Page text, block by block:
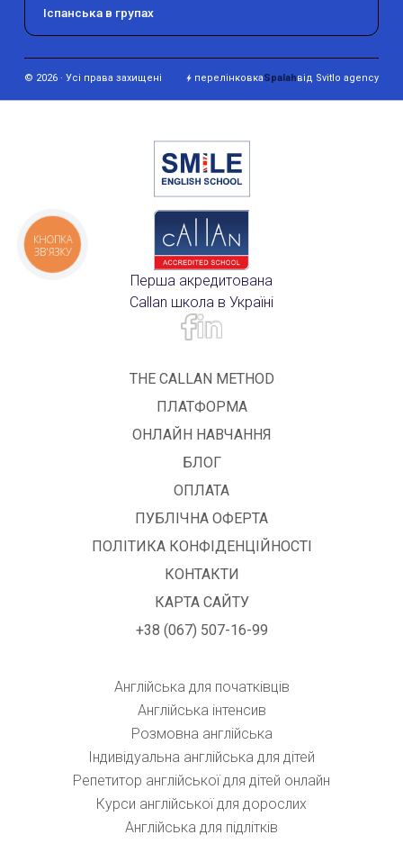
Іспанська в групах
© 2026 · Усі права захищені перелінковкаSpalahвід Svitlo agency
Перша акредитована
Callan школа в Україні
THE CALLAN METHOD
ПЛАТФОРМА
ОНЛАЙН НАВЧАННЯ
БЛОГ
ОПЛАТА
ПУБЛІЧНА ОФЕРТА
ПОЛІТИКА КОНФІДЕНЦІЙНОСТІ
КОНТАКТИ
КАРТА САЙТУ
+38 (067) 507-16-99
Англійська для початківців
Англійська інтенсив
Розмовна англійська
Індивідуальна англійська для дітей
Репетитор англійської для дітей онлайн
Курси англійської для дорослих
Англійська для підлітків
КНОПКА
ЗВ'ЯЗКУ